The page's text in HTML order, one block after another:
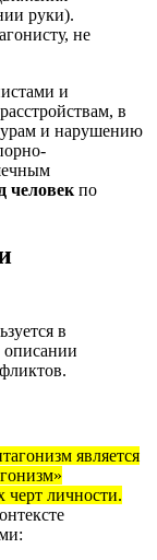
руки).
не
и
в
и нарушению
человек по
в
описании
является
личности.